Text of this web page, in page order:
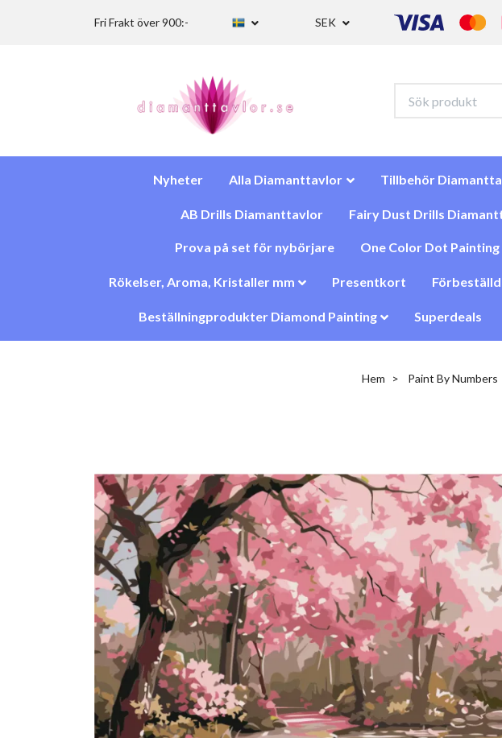
Fri Frakt över 900:- SEK
Nyheter Alla Diamanttavlor Tillbehör
AB Drills Diamanttavlor Fairy Dust Drills
Prova på set för nybörjare One Color Dot Painting
Rökelser, Aroma, Kristaller mm Presentkort
Beställningprodukter Diamond Painting Superdeals
Hem Paint By Numbers